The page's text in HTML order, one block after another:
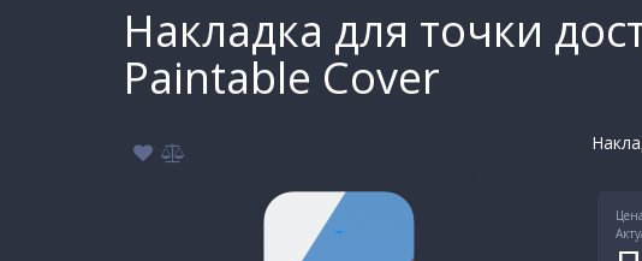
Накладка для точки
Paintable Cover